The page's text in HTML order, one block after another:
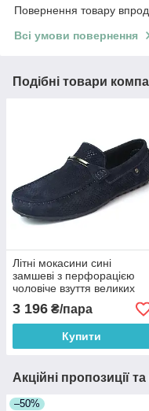
Повернення товару
Всі умови повернення
Подібні товари
Літні мокасини сині
замшеві з перфорацією
чоловіче взуття великих
розмірів Rosso Avangard
M4 Cross Blu BS
3 196 ₴/пара
Купити
Акційні пропозиції
–50%